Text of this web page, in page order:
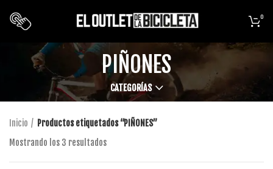
0
PIÑONES
CATEGORÍAS
Inicio
Productos etiquetados “PIÑONES”
Mostrando los 3 resultados